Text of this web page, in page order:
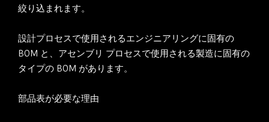
絞り込まれます。
設計プロセスで使用されるエンジニアリングに固有の
BOM と、アセンブリ プロセスで使用される製造に固有の
タイプの BOM があります。
部品表が必要な理由